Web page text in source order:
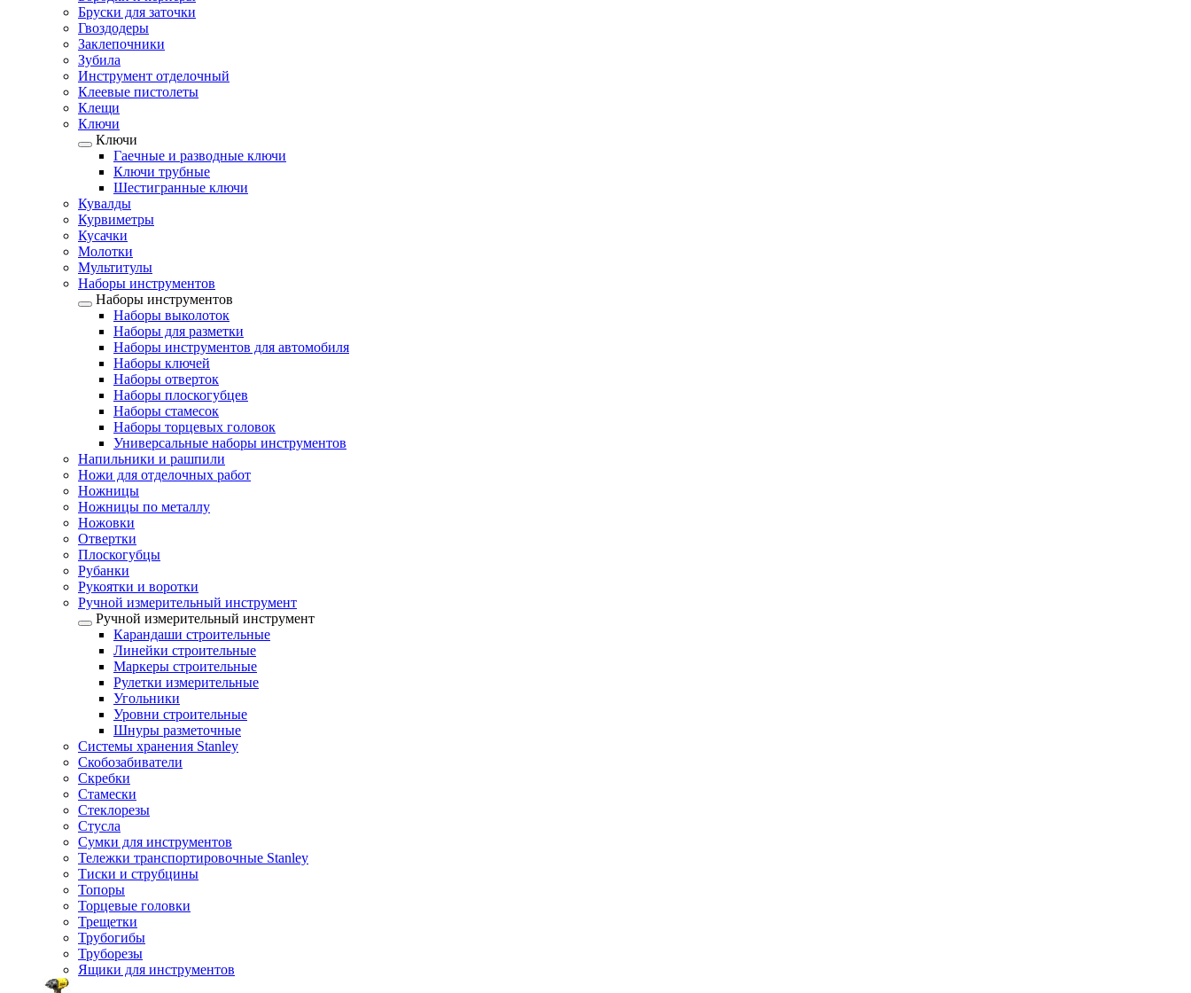
Бруски для заточки
Гвоздодеры
Заклепочники
Зубила
Инструмент отделочный
Клеевые пистолеты
Клещи
Ключи
Ключи
Гаечные и разводные ключи
Ключи трубные
Шестигранные ключи
Кувалды
Курвиметры
Кусачки
Молотки
Мультитулы
Наборы инструментов
Наборы инструментов
Наборы выколоток
Наборы для разметки
Наборы инструментов для автомобиля
Наборы ключей
Наборы отверток
Наборы плоскогубцев
Наборы стамесок
Наборы торцевых головок
Универсальные наборы инструментов
Напильники и рашпили
Ножи для отделочных работ
Ножницы
Ножницы по металлу
Ножовки
Отвертки
Плоскогубцы
Рубанки
Рукоятки и воротки
Ручной измерительный инструмент
Ручной измерительный инструмент
Карандаши строительные
Линейки строительные
Маркеры строительные
Рулетки измерительные
Угольники
Уровни строительные
Шнуры разметочные
Системы хранения Stanley
Скобозабиватели
Скребки
Стамески
Стеклорезы
Стусла
Сумки для инструментов
Тележки транспортировочные Stanley
Тиски и струбцины
Топоры
Торцевые головки
Трещетки
Трубогибы
Труборезы
Ящики для инструментов